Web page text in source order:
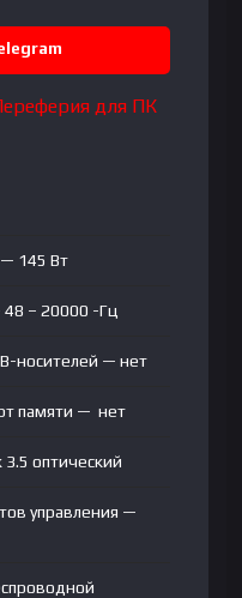
для ПК
145 Вт
– 20000 -Гц
носителей — нет
памяти — нет
оптический
управления —